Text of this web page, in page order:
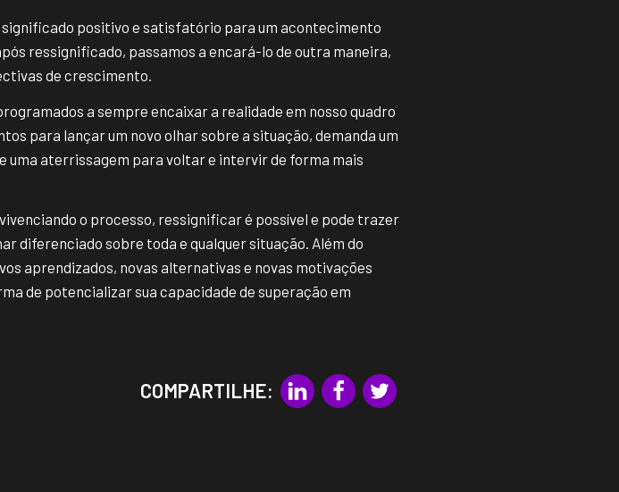
positivo e satisfatório para um acontecimento
ressignificado, passamos a encará-lo de outra maneira,
de crescimento.
a sempre encaixar a realidade em nosso quadro
para lançar um novo olhar sobre a situação, demanda um
uma aterrissagem para voltar e intervir de forma mais
o processo, ressignificar é possível e pode trazer
diferenciado sobre toda e qualquer situação. Além do
aprendizados, novas alternativas e novas motivações
de potencializar sua capacidade de superação em
COMPARTILHE: